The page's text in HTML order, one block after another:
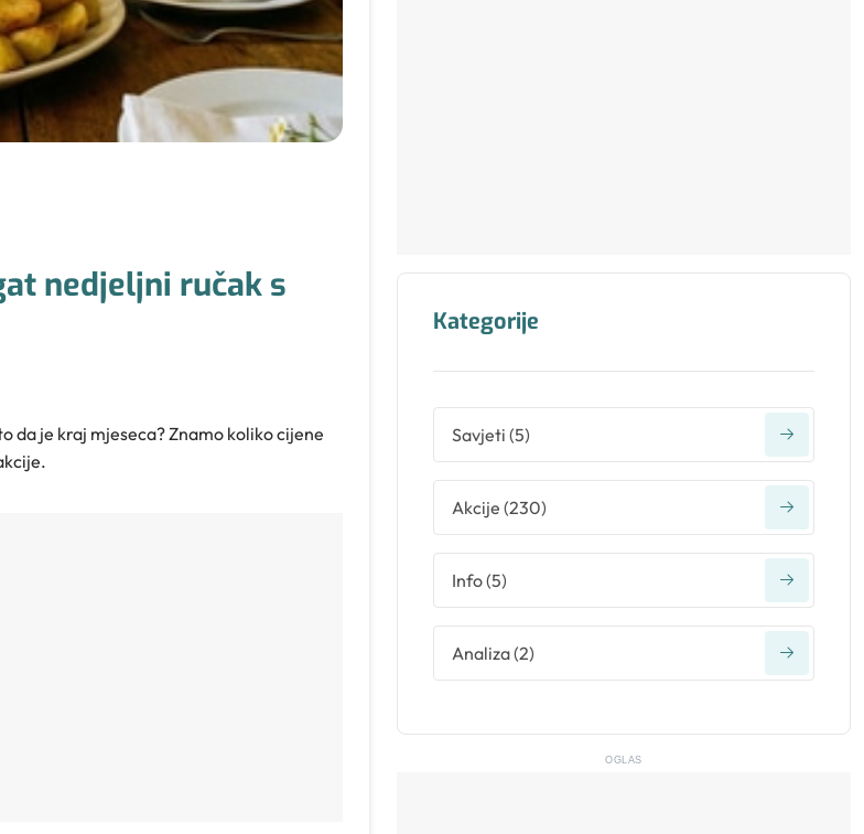
nedjeljni ručak s
da je kraj mjeseca? Znamo koliko cijene
Kategorije
Savjeti (5)
Akcije (230)
Info(5)
Analiza(2)
OGLAS